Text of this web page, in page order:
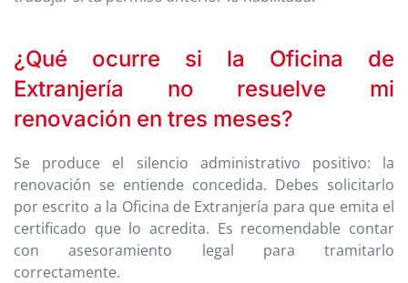
¿Qué ocurre si la Oficina de
Extranjería no resuelve mi
renovación en tres meses?
Se produce el silencio administrativo positivo: la
renovación se entiende concedida. Debes solicitarlo
por escrito a la Oficina de Extranjería para que emita el
certificado que lo acredita. Es recomendable contar
con asesoramiento legal para tramitarlo
correctamente.